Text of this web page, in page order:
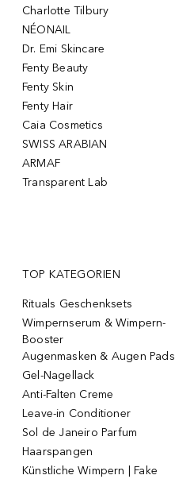
Charlotte Tilbury
NÉONAIL
Dr. Emi Skincare
Fenty Beauty
Fenty Skin
Fenty Hair
Caia Cosmetics
SWISS ARABIAN
ARMAF
Transparent Lab
TOP KATEGORIEN
Rituals Geschenksets
Wimpernserum & Wimpern-
Booster
Augenmasken & Augen Pads
Gel-Nagellack
Anti-Falten Creme
Leave-in Conditioner
Sol de Janeiro Parfum
Haarspangen
Künstliche Wimpern | Fake